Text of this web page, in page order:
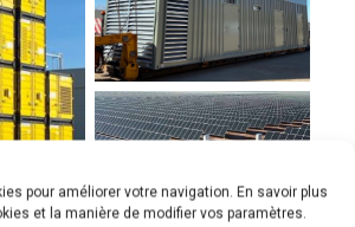
pour améliorer votre navigation. En savoir plus
et la manière de modifier vos paramètres.